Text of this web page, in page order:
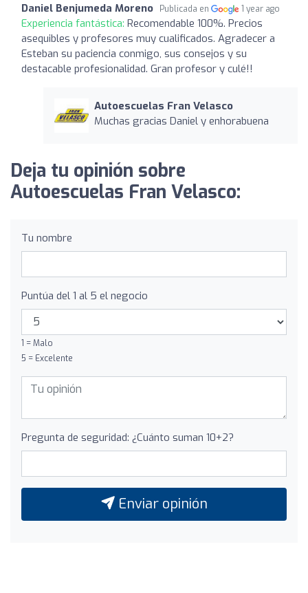
Daniel Benjumeda Moreno Publicada en 1 year ago
Experiencia fantástica: Recomendable 100%. Precios
asequibles y profesores muy cualificados. Agradecer a
Esteban su paciencia conmigo, sus consejos y su
destacable profesionalidad. Gran profesor y culé!!
Autoescuelas Fran Velasco
Muchas gracias Daniel y enhorabuena
Deja tu opinión sobre
Autoescuelas Fran Velasco:
Tu nombre
Puntúa del 1 al 5 el negocio
1 = Malo
5 = Excelente
Pregunta de seguridad: ¿Cuánto suman 10+2?
Enviar opinión